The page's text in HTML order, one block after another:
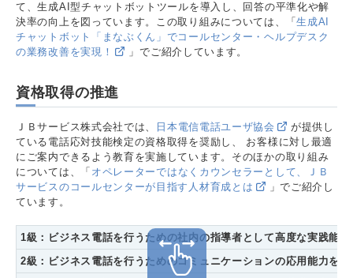
て、生成AI型チャットボットツールを導入し、回答の平準化や解
決率の向上を図っています。この取り組みについては、「生成AI
チャットボット「まなぶくん」でコールセンター・ヘルプデスク
の業務改善を実現！
」でご紹介しています。
資格取得の推進
ＪＢサービス株式会社では、 日本電信電話ユーザ協会
が提供し
ている電話応対技能検定の資格取得を奨励し、 お客様に対し最適
にご案内できるよう教育を実施しています。そのほかの取り組み
については、「 オペレーターではなくカウンセラーとして、ＪＢ
サービスのコールセンターが目指す人材育成とは
」でご紹介し
ています。
1級：ビジネス電話を行うための社内の指導者として高度な実践能
2級：ビジネス電話を行うためのコミュニケーションの応用能力を有